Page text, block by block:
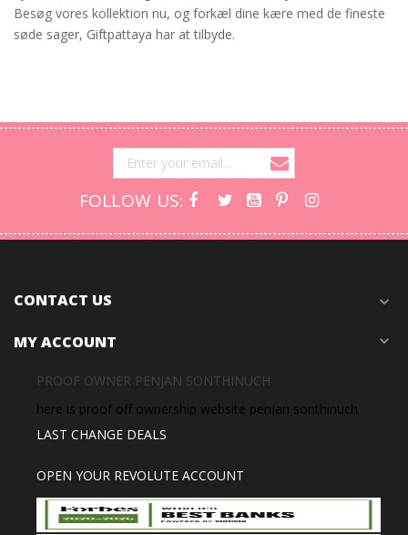
Besøg vores kollektion nu, og forkæl dine kære med de fineste
søde sager, Giftpattaya har at tilbyde.
FOLLOW US:
CONTACT US expand_more
MY ACCOUNT expand_more
PROOF OWNER PENJAN SONTHINUCH
here is proof off ownership website penjan sonthinuch
LAST CHANGE DEALS
OPEN YOUR REVOLUTE ACCOUNT